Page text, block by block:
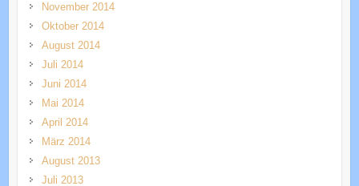
November 2014
Oktober 2014
August 2014
Juli 2014
Juni 2014
Mai 2014
April 2014
März 2014
August 2013
Juli 2013